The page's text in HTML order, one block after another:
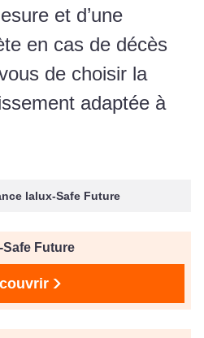
et d’une
en cas de décès
de choisir la
adaptée à
lalux-Safe Future
Safe Future